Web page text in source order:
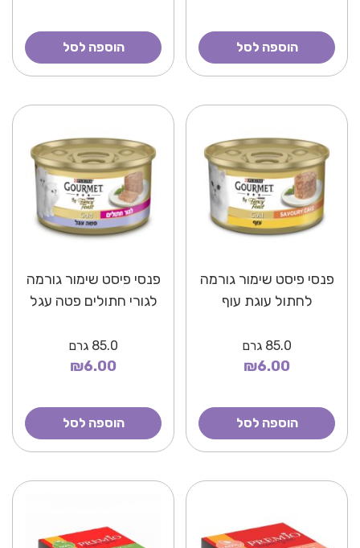
הוספה לסל הוספה לסל
פנסי פיסט שימור גורמה
לחתול עוגת עוף
85.0 גרם
₪6.00
הוספה לסל
פנסי פיסט שימור גורמה
לגורי חתולים פטה עגל
85.0 גרם
₪6.00
הוספה לסל